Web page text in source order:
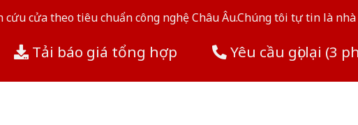
cửa theo tiêu chuẩn công nghệ Châu Âu.Chúng tôi tự tin là
Tải báo giá tổng hợp Yêu cầu gọi lại (3